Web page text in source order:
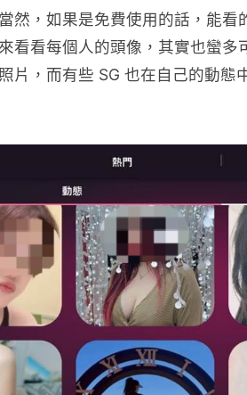
然，如果是免費使用的話，能
看看每個人的頭像，其實也蠻多
片，而有些 SG 也在自己的動態